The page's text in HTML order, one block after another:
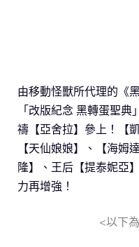
由移動怪獸所代理的《
「改版紀念 黑轉蛋聖
禱【亞舍拉】參上！【
【天仙娘娘】、【海姆
隆】、王后【提泰妮亞
力再增強！
<以下